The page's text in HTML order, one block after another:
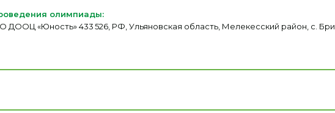
олимпиады:
ДООЦ «Юность» 433 526, РФ, Ульяновская область, Мелекесский район, с.